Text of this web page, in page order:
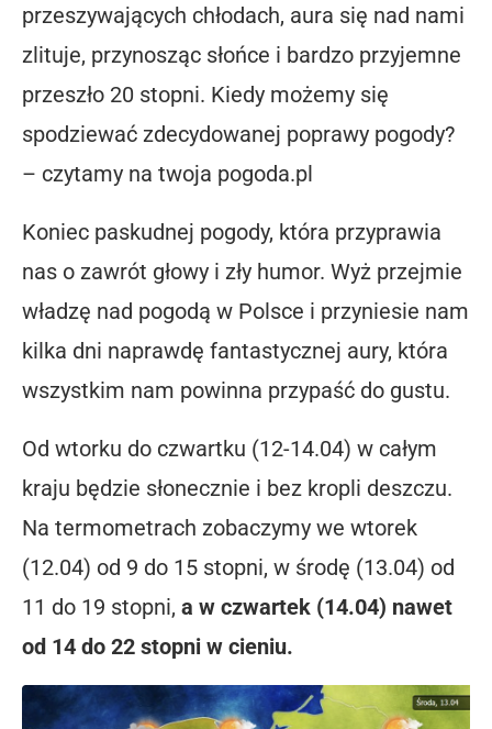
przeszywających chłodach, aura się nad nami
zlituje, przynosząc słońce i bardzo przyjemne
przeszło 20 stopni. Kiedy możemy się
spodziewać zdecydowanej poprawy pogody?
– czytamy na twoja pogoda.pl
Koniec paskudnej pogody, która przyprawia
nas o zawrót głowy i zły humor. Wyż przejmie
władzę nad pogodą w Polsce i przyniesie nam
kilka dni naprawdę fantastycznej aury, która
wszystkim nam powinna przypaść do gustu.
Od wtorku do czwartku (12-14.04) w całym
kraju będzie słonecznie i bez kropli deszczu.
Na termometrach zobaczymy we wtorek
(12.04) od 9 do 15 stopni, w środę (13.04) od
11 do 19 stopni, a w czwartek (14.04) nawet
od 14 do 22 stopni w cieniu.